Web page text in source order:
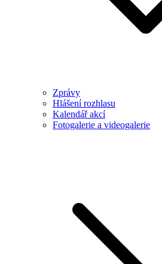
Zprávy
Hlášení rozhlasu
Kalendář akcí
Fotogalerie a videogalerie